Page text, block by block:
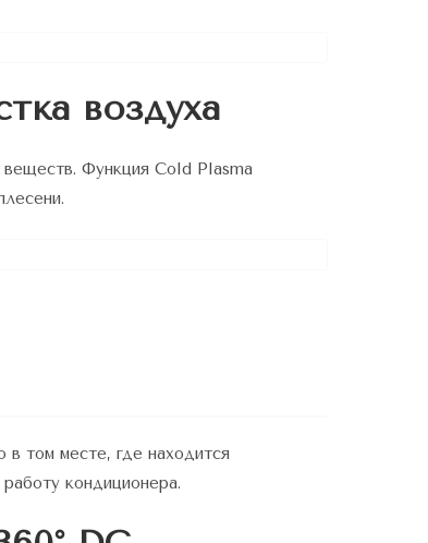
воздуха
Функция Cold Plasma
том месте, где находится
кондиционера.